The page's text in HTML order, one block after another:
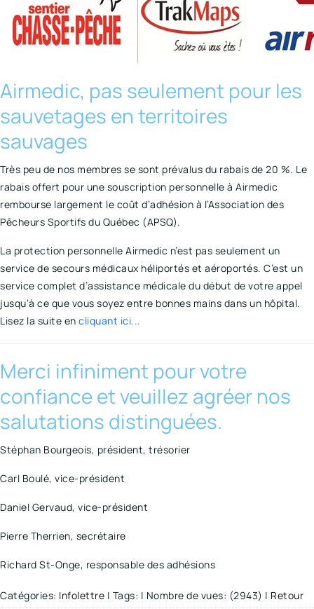
Airmedic, pas seulement pour les
sauvetages en territoires
sauvages
Très peu de nos membres se sont prévalus du rabais de 20 %. Le
rabais offert pour une souscription personnelle à Airmedic
rembourse largement le coût d’adhésion à l’Association des
Pêcheurs Sportifs du Québec (APSQ).
La protection personnelle Airmedic n’est pas seulement un
service de secours médicaux héliportés et aéroportés. C’est un
service complet d’assistance médicale du début de votre appel
jusqu’à ce que vous soyez entre bonnes mains dans un hôpital.
Lisez la suite en cliquant ici...
Merci infiniment pour votre
confiance et veuillez agréer nos
salutations distinguées.
Stéphan Bourgeois, président, trésorier
Carl Boulé, vice-président
Daniel Gervaud, vice-président
Pierre Therrien, secrétaire
Richard St-Onge, responsable des adhésions
Catégories: Infolettre | Tags: | Nombre de vues: (2943) | Retour